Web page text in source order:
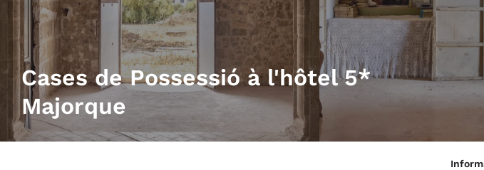
Cases de Possessió à l'hôtel 5*
Majorque